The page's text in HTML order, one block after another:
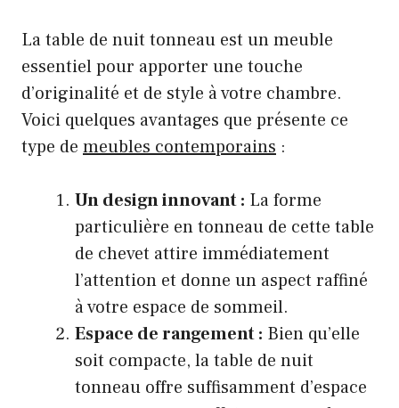
La table de nuit tonneau est un meuble
essentiel pour apporter une touche
d’originalité et de style à votre chambre.
Voici quelques avantages que présente ce
type de meubles contemporains :
Un design innovant : La forme
particulière en tonneau de cette table
de chevet attire immédiatement
l’attention et donne un aspect raffiné
à votre espace de sommeil.
Espace de rangement : Bien qu’elle
soit compacte, la table de nuit
tonneau offre suffisamment d’espace